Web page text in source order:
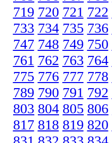
719 720 721 722
733 734 735 736
747 748 749 750
761 762 763 764
775 776 777 778
789 790 791 792
803 804 805 806
817 818 819 820